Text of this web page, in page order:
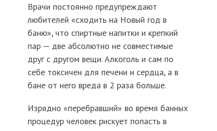
Врачи постоянно предупреждают
любителей «сходить на Новый год в
баню», что спиртные напитки и крепкий
пар — две абсолютно не совместимые
друг с другом вещи. Алкоголь и сам по
себе токсичен для печени и сердца, а в
бане от него вреда в 2 раза больше.
Изрядно «перебравший» во время банных
процедур человек рискует попасть в